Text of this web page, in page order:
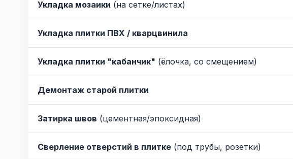
Укладка мозаики (на сетке/листах)
Укладка плитки ПВХ / кварцвинила
Укладка плитки "кабанчик" (ёлочка, со смещением)
Демонтаж старой плитки
Затирка швов (цементная/эпоксидная)
Сверление отверстий в плитке (под трубы, розетки)